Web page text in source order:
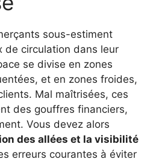
sous-estiment
de circulation dans leur
se divise en zones
et en zones froides,
Mal maîtrisées, ces
des gouffres financiers,
Vous devez alors
des allées et la visibilité
erreurs courantes à éviter